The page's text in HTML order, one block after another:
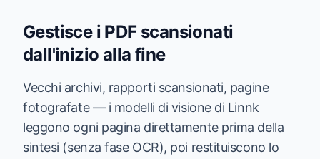
Gestisce i PDF scansionati
dall'inizio alla fine
Vecchi archivi, rapporti scansionati, pagine
fotografate — i modelli di visione di Linnk
leggono ogni pagina direttamente prima della
sintesi (senza fase OCR), poi restituiscono lo